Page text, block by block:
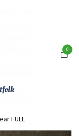
0
FULL